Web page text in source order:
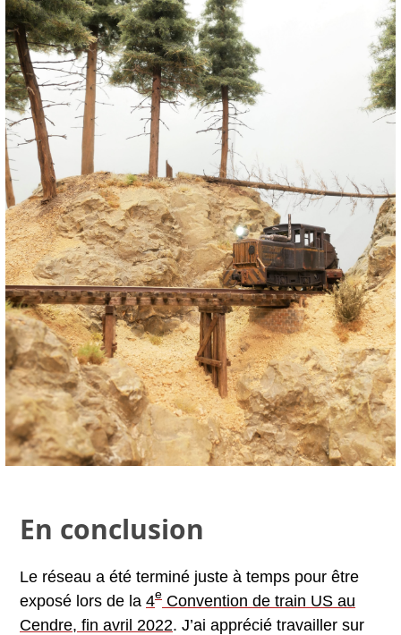
En conclusion
Le réseau a été terminé juste à temps pour être
exposé lors de la 4e Convention de train US au
Cendre, fin avril 2022. J’ai apprécié travailler sur